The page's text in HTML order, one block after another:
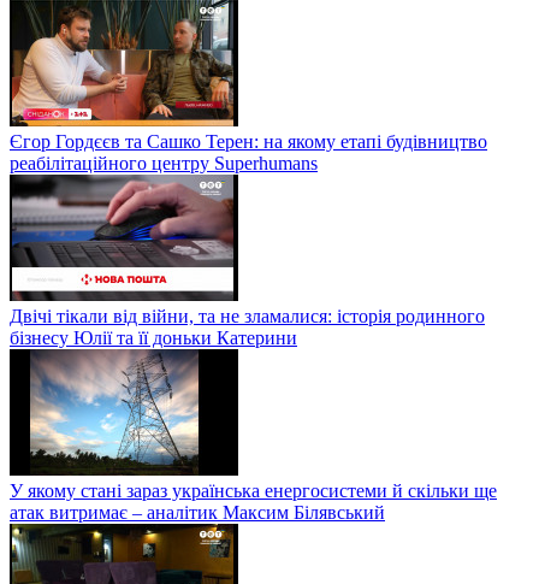
Єгор Гордєєв та Сашко Терен: на якому етапі будівництво
реабілітаційного центру Superhumans
Двічі тікали від війни, та не зламалися: історія родинного
бізнесу Юлії та її доньки Катерини
У якому стані зараз українська енергосистеми й скільки ще
атак витримає – аналітик Максим Білявський